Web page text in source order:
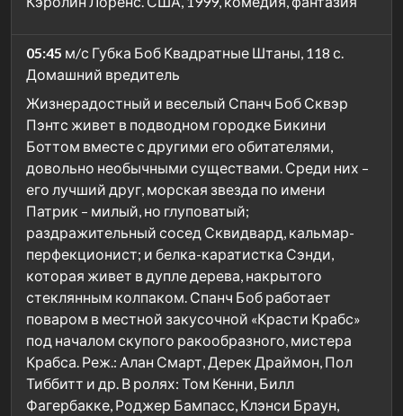
05:45 м/с Губка Боб Квадратные Штаны, 118 с.
Домашний вредитель
Жизнерадостный и веселый Спанч Боб Сквэр
Пэнтс живет в подводном городке Бикини
Боттом вместе с другими его обитателями,
довольно необычными существами. Среди них –
его лучший друг, морская звезда по имени
Патрик – милый, но глуповатый;
раздражительный сосед Сквидвард, кальмар-
перфекционист; и белка-каратистка Сэнди,
которая живет в дупле дерева, накрытого
стеклянным колпаком. Спанч Боб работает
поваром в местной закусочной «Красти Крабс»
под началом скупого ракообразного, мистера
Крабса. Реж.: Алан Смарт, Дерек Драймон, Пол
Тиббитт и др. В ролях: Том Кенни, Билл
Фагербакке, Роджер Бампасс, Клэнси Браун,